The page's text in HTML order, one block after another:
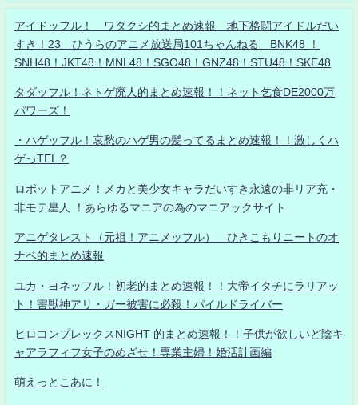
アイドッフル！ ワタクシ的まとめ速報 地下格闘アイドルだい
すき！23 ひうらのアニメ放送局101ちゃんねる BNK48 ！
SNH48！JKT48！MNL48！SGO48！GNZ48！STU48！SKE48
タダッフル！ネトゲ廃人的まとめ速報！！ネット乞食DE2000万
パワーズ！
・ハゲッフル！哀愁のハゲ男の髪ってるまとめ速報！！激しくハ
ゲっTEL？
ロボットアニメ！メカと美少女キャラだいすき永遠の非リア充・
非モテ星人 ！あらゆるマニアの為のマニアックサイト
アニゲタレスト（元祖！アニメッフル） ひきこもりニートのオ
ナベ的まとめ速報
ユカ・ヨネッフル！初老的まとめ速報！！大帝イタチにラリアッ
ト！害獣神アリ・ガー被害に必殺！パイルドライバー
ヒロコンプレックスNIGHT 的まとめ速報！！子供が欲しいど陰キ
ャアラフィフ女子のめざせ！専業主婦！婚活計画編
萌えっとこあに！